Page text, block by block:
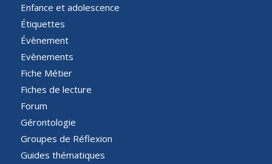
Enfance et adolescence
Étiquettes
Évènement
Evènements
Fiche Métier
Fiches de lecture
Forum
Gérontologie
Groupes de Réflexion
Guides thématiques